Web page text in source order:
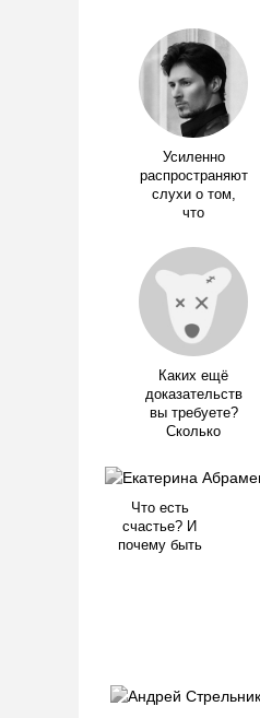
Усиленно
распространяют
слухи о том,
что
Каких ещё
доказательств
вы требуете?
Сколько
Что есть
счастье? И
почему быть